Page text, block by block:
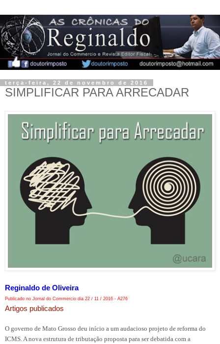
terça-feira, 22 de novembro de 2016
SIMPLIFICAR PARA ARRECADAR
Reginaldo de Oliveira
Publicado no Jornal do Commercio dia 22 / 11 / 2016 - A276
Artigos publicados
O governo de Mato Grosso deu início a um audacioso projeto de reforma do
ICMS. A nova estrutura de tributação proposta para ser debatida com a